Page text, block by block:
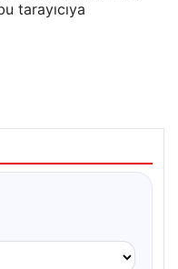
tarayıcıya